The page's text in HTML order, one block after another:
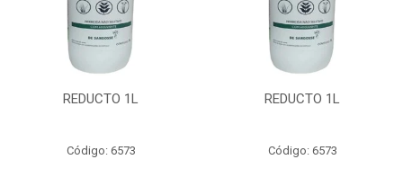
REDUCTO 1L
Código: 6573
REDUCTO 1L
Código: 6573